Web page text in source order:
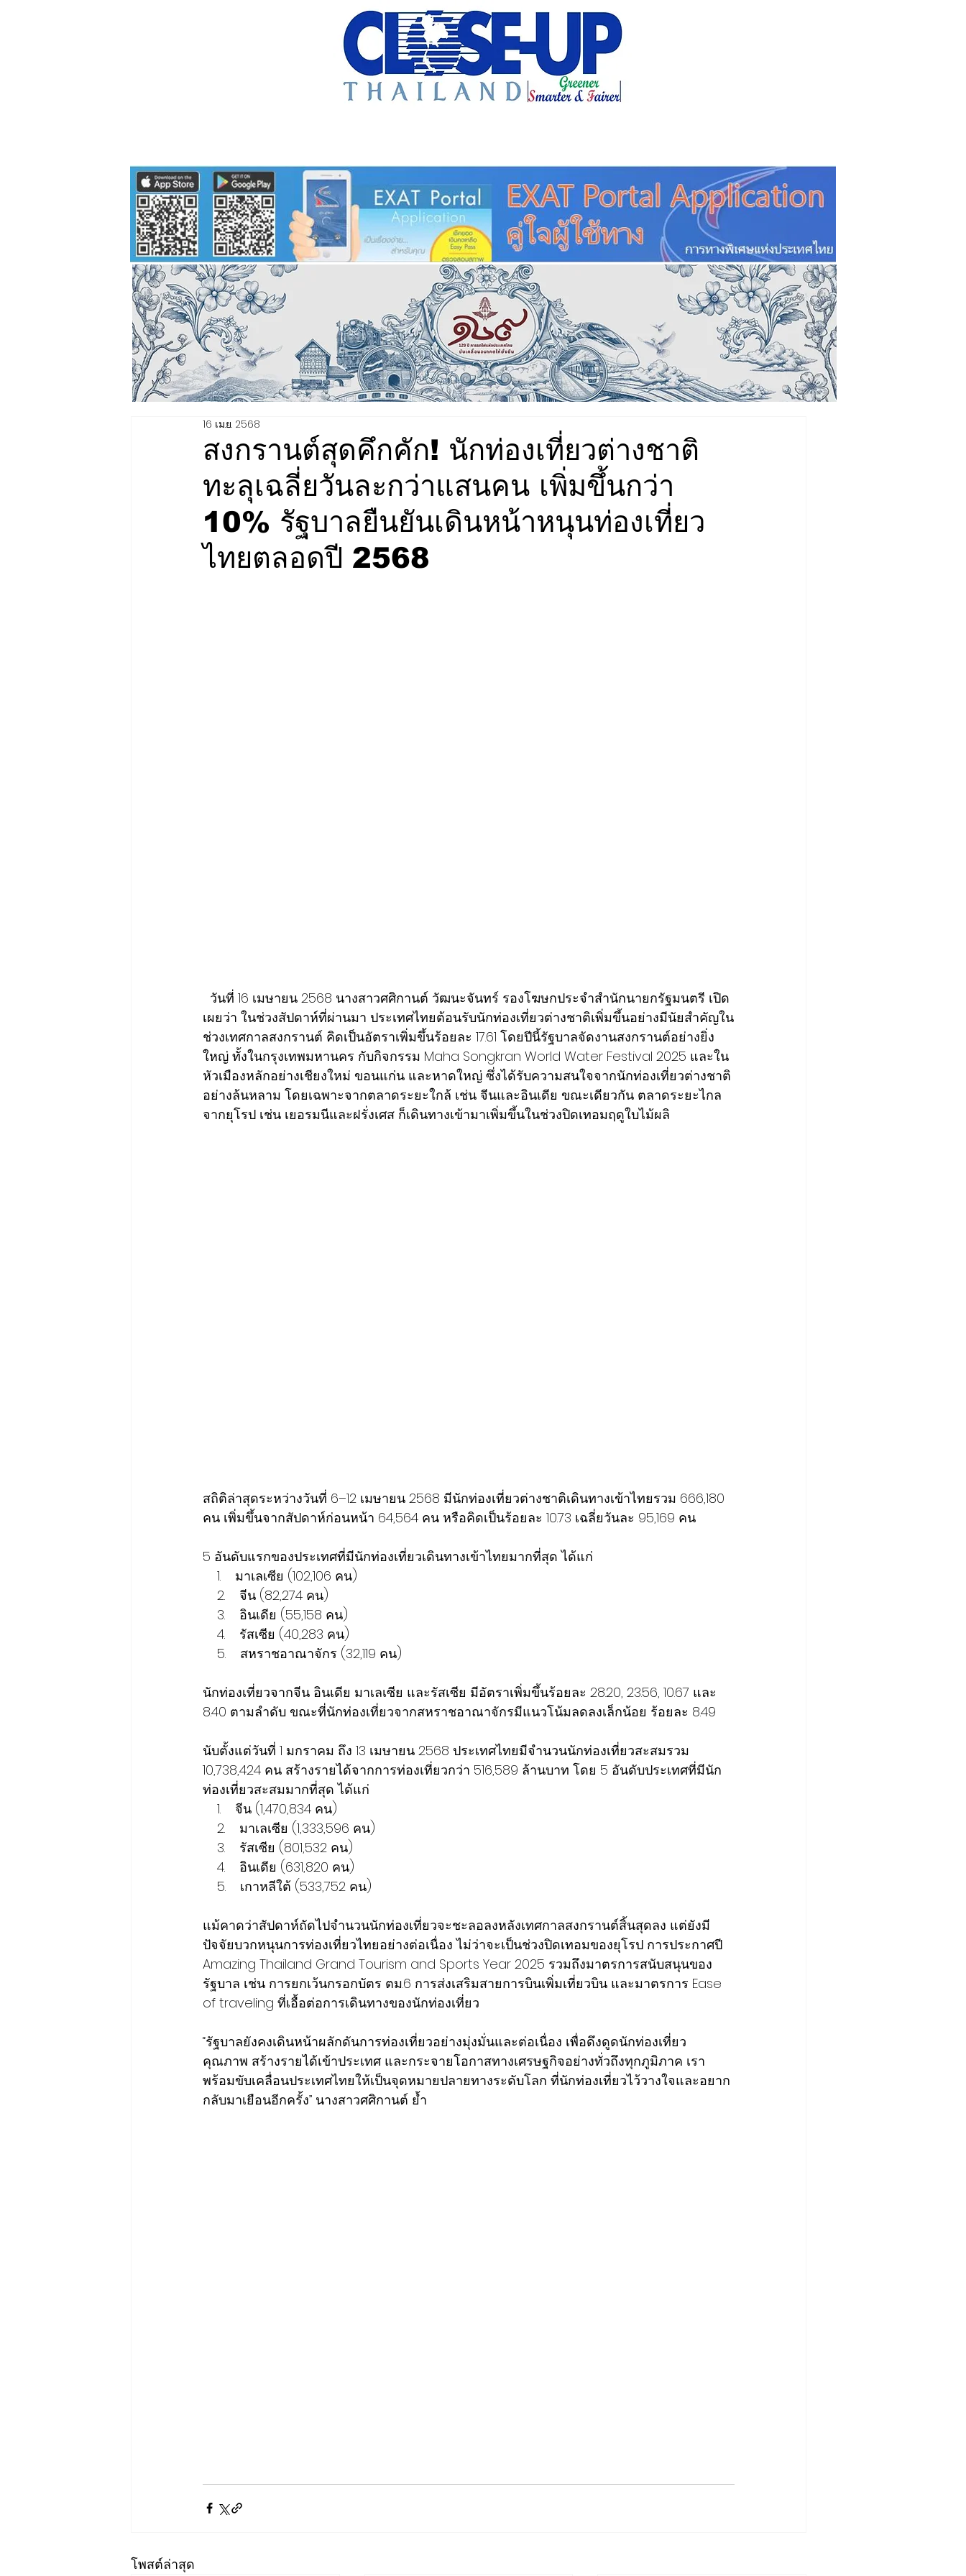
สงกรานต์สุดคึกคัก! นักท่องเที่ยวต่างชาติ
ทะลุเฉลี่ยวันละกว่าแสนคน เพิ่มขึ้นกว่า
10% รัฐบาลยืนยันเดินหน้าหนุนท่องเที่ยว
ไทยตลอดปี 2568
16 เม.ย. 2568
วันที่ 16 เมษายน 2568 นางสาวศศิกานต์ วัฒนะจันทร์ รองโฆษกประจำสำนักนายกรัฐมนตรี เปิด
เผยว่า ในช่วงสัปดาห์ที่ผ่านมา ประเทศไทยต้อนรับนักท่องเที่ยวต่างชาติเพิ่มขึ้นอย่างมีนัยสำคัญใน
ช่วงเทศกาลสงกรานต์ คิดเป็นอัตราเพิ่มขึ้นร้อยละ 17.61 โดยปีนี้รัฐบาลจัดงานสงกรานต์อย่างยิ่ง
ใหญ่ ทั้งในกรุงเทพมหานคร กับกิจกรรม Maha Songkran World Water Festival 2025 และใน
หัวเมืองหลักอย่างเชียงใหม่ ขอนแก่น และหาดใหญ่ ซึ่งได้รับความสนใจจากนักท่องเที่ยวต่างชาติ
อย่างล้นหลาม โดยเฉพาะจากตลาดระยะใกล้ เช่น จีนและอินเดีย ขณะเดียวกัน ตลาดระยะไกล
จากยุโรป เช่น เยอรมนีและฝรั่งเศส ก็เดินทางเข้ามาเพิ่มขึ้นในช่วงปิดเทอมฤดูใบไม้ผลิ
สถิติล่าสุดระหว่างวันที่ 6–12 เมษายน 2568 มีนักท่องเที่ยวต่างชาติเดินทางเข้าไทยรวม 666,180
คน เพิ่มขึ้นจากสัปดาห์ก่อนหน้า 64,564 คน หรือคิดเป็นร้อยละ 10.73 เฉลี่ยวันละ 95,169 คน
5 อันดับแรกของประเทศที่มีนักท่องเที่ยวเดินทางเข้าไทยมากที่สุด ได้แก่
1.    มาเลเซีย (102,106 คน)
2.    จีน (82,274 คน)
3.    อินเดีย (55,158 คน)
4.    รัสเซีย (40,283 คน)
5.    สหราชอาณาจักร (32,119 คน)
นักท่องเที่ยวจากจีน อินเดีย มาเลเซีย และรัสเซีย มีอัตราเพิ่มขึ้นร้อยละ 28.20, 23.56, 10.67 และ
8.40 ตามลำดับ ขณะที่นักท่องเที่ยวจากสหราชอาณาจักรมีแนวโน้มลดลงเล็กน้อย ร้อยละ 8.49
นับตั้งแต่วันที่ 1 มกราคม ถึง 13 เมษายน 2568 ประเทศไทยมีจำนวนนักท่องเที่ยวสะสมรวม
10,738,424 คน สร้างรายได้จากการท่องเที่ยวกว่า 516,589 ล้านบาท โดย 5 อันดับประเทศที่มีนัก
ท่องเที่ยวสะสมมากที่สุด ได้แก่
1.    จีน (1,470,834 คน)
2.    มาเลเซีย (1,333,596 คน)
3.    รัสเซีย (801,532 คน)
4.    อินเดีย (631,820 คน)
5.    เกาหลีใต้ (533,752 คน)
แม้คาดว่าสัปดาห์ถัดไปจำนวนนักท่องเที่ยวจะชะลอลงหลังเทศกาลสงกรานต์สิ้นสุดลง แต่ยังมี
ปัจจัยบวกหนุนการท่องเที่ยวไทยอย่างต่อเนื่อง ไม่ว่าจะเป็นช่วงปิดเทอมของยุโรป การประกาศปี
Amazing Thailand Grand Tourism and Sports Year 2025 รวมถึงมาตรการสนับสนุนของ
รัฐบาล เช่น การยกเว้นกรอกบัตร ตม.6 การส่งเสริมสายการบินเพิ่มเที่ยวบิน และมาตรการ Ease
of traveling ที่เอื้อต่อการเดินทางของนักท่องเที่ยว
“รัฐบาลยังคงเดินหน้าผลักดันการท่องเที่ยวอย่างมุ่งมั่นและต่อเนื่อง เพื่อดึงดูดนักท่องเที่ยว
คุณภาพ สร้างรายได้เข้าประเทศ และกระจายโอกาสทางเศรษฐกิจอย่างทั่วถึงทุกภูมิภาค เรา
พร้อมขับเคลื่อนประเทศไทยให้เป็นจุดหมายปลายทางระดับโลก ที่นักท่องเที่ยวไว้วางใจและอยาก
กลับมาเยือนอีกครั้ง” นางสาวศศิกานต์ ย้ำ
โพสต์ล่าสุด